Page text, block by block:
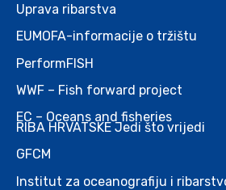
Uprava ribarstva
EUMOFA-informacije o tržištu
PerformFISH
WWF – Fish forward project
EC – Oceans and fisheries
RIBA HRVATSKE Jedi što vrijedi
GFCM
Institut za oceanografiju i